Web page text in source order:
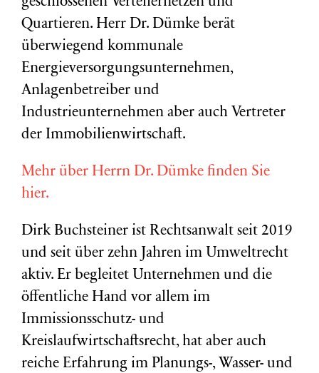
Quartieren. Herr Dr. Dümke berät
überwiegend kommunale
Energieversorgungsunternehmen,
Anlagenbetreiber und
Industrieunternehmen aber auch Vertreter
der Immobilienwirtschaft.
Mehr über Herrn Dr. Dümke finden Sie
hier.
Dirk Buchsteiner ist Rechtsanwalt seit 2019
und seit über zehn Jahren im Umweltrecht
aktiv. Er begleitet Unternehmen und die
öffentliche Hand vor allem im
Immissionsschutz- und
Kreislaufwirtschaftsrecht, hat aber auch
reiche Erfahrung im Planungs-, Wasser- und